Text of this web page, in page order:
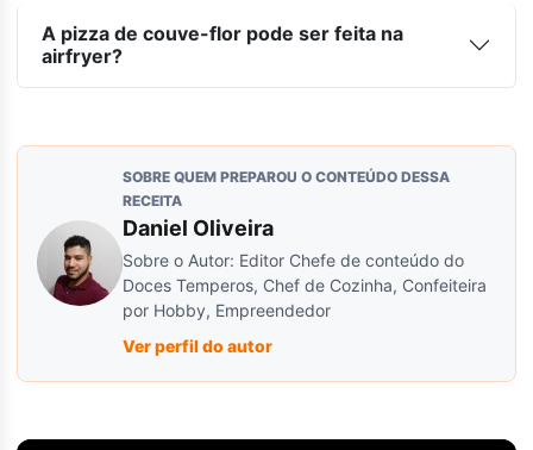
A pizza de couve-flor pode ser feita na
airfryer?
SOBRE QUEM PREPAROU O CONTEÚDO DESSA
RECEITA
Daniel Oliveira
Sobre o Autor: Editor Chefe de conteúdo do
Doces Temperos, Chef de Cozinha, Confeiteira
por Hobby, Empreendedor
Ver perfil do autor